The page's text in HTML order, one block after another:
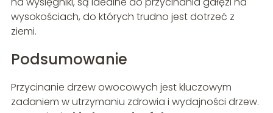
wysokościach, do których trudno jest dotrzeć z
ziemi.
Podsumowanie
Przycinanie drzew owocowych jest kluczowym
zadaniem w utrzymaniu zdrowia i wydajności drzew.